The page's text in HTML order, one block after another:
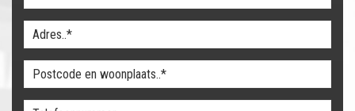
Contact